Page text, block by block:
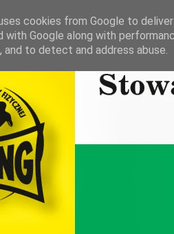
cookies from Google to
with Google along with
to detect and address abuse.